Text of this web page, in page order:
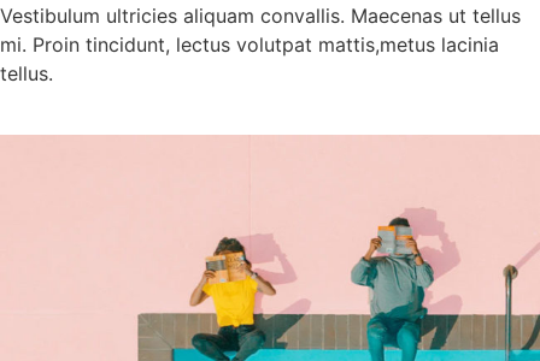
Vestibulum ultricies aliquam convallis. Maecenas ut tellus
mi. Proin tincidunt, lectus volutpat mattis,metus lacinia
tellus.